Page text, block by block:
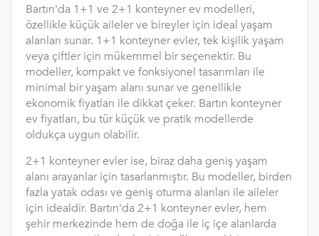
Bartın'da 1+1 ve 2+1 konteyner ev modelleri,
özellikle küçük aileler ve bireyler için ideal yaşam
alanları sunar. 1+1 konteyner evler, tek kişilik yaşam
veya çiftler için mükemmel bir seçenektir. Bu
modeller, kompakt ve fonksiyonel tasarımları ile
minimal bir yaşam alanı sunar ve genellikle
ekonomik fiyatları ile dikkat çeker. Bartın konteyner
ev fiyatları, bu tür küçük ve pratik modellerde
oldukça uygun olabilir.
2+1 konteyner evler ise, biraz daha geniş yaşam
alanı arayanlar için tasarlanmıştır. Bu modeller, birden
fazla yatak odası ve geniş oturma alanları ile aileler
için idealdir. Bartın'da 2+1 konteyner evler, hem
şehir merkezinde hem de doğa ile iç içe alanlarda